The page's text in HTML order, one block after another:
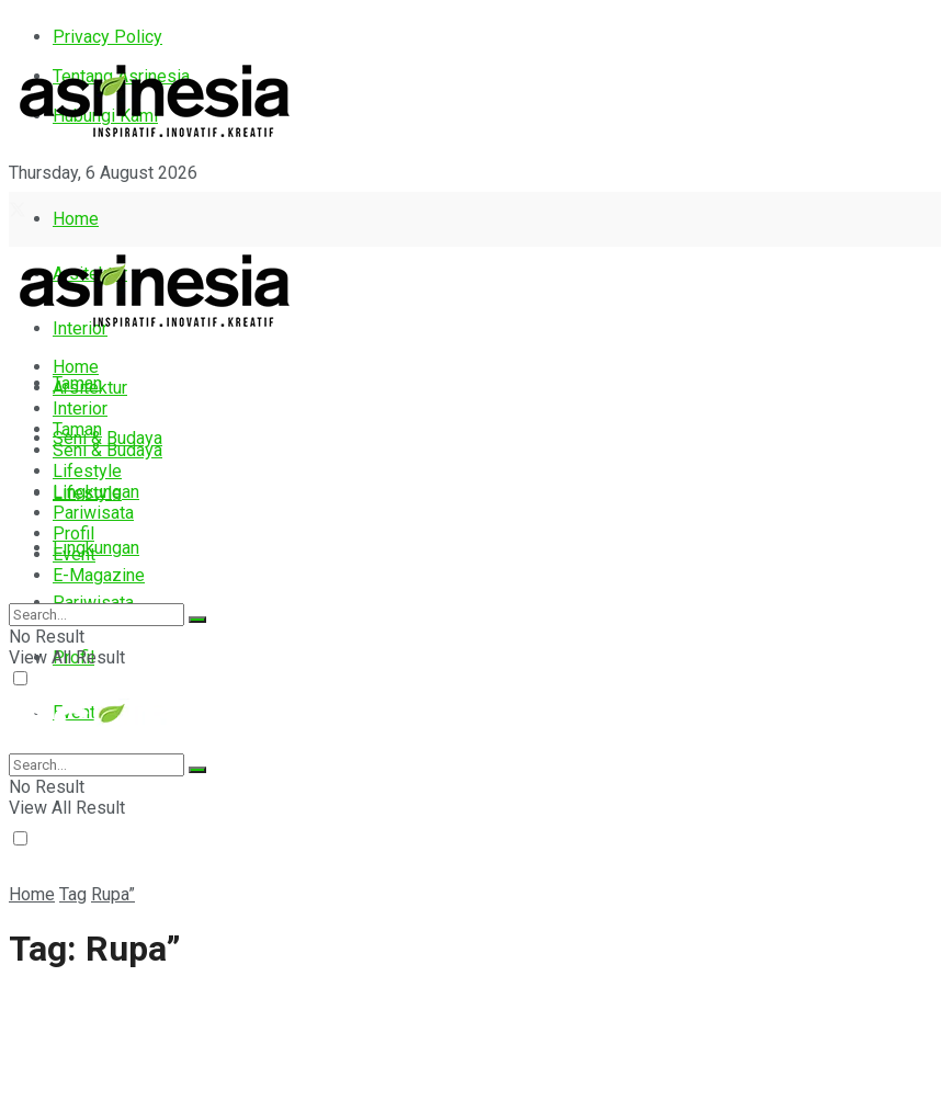
Privacy Policy
Tentang Asrinesia
Hubungi Kami
Thursday, 6 August 2026
Home
Arsitektur
Interior
Taman
Seni & Budaya
Lifestyle
Lingkungan
Pariwisata
Profil
Event
E-Magazine
Home
Arsitektur
Interior
Taman
Seni & Budaya
Lifestyle
Lingkungan
Pariwisata
Profil
Event
E-Magazine
No Result
View All Result
No Result
View All Result
Home Tag Rupa”
Tag: Rupa”